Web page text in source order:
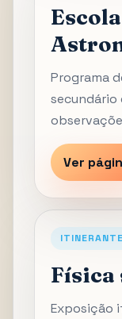
Programa
secundário
Ver
ITINERANTE
Física
Exposição